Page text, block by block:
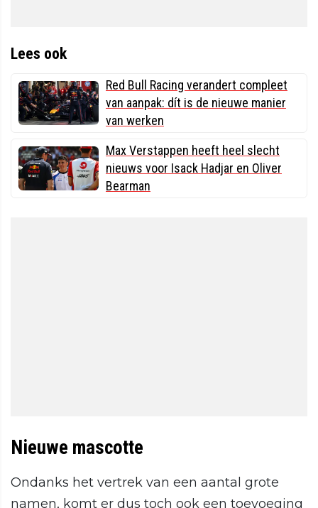
Lees ook
Red Bull Racing verandert compleet
van aanpak: dít is de nieuwe manier
van werken
Max Verstappen heeft heel slecht
nieuws voor Isack Hadjar en Oliver
Bearman
Nieuwe mascotte
Ondanks het vertrek van een aantal grote
namen, komt er dus toch ook een toevoeging